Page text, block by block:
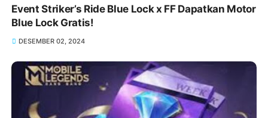
Event Striker’s Ride Blue Lock x FF Dapatkan Motor
Blue Lock Gratis!
DESEMBER 02, 2024